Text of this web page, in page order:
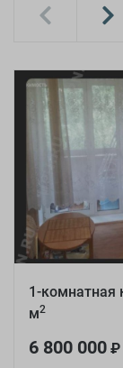
1-комнатная
м2
6 800 000 ₽